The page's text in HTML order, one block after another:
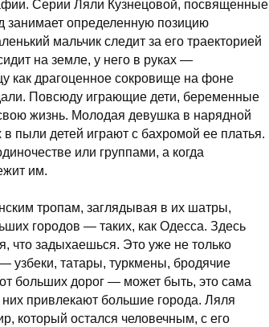
Серии Ляли Кузнецовой, посвященные
определенную позицию
мальчик следит за его траекторией
на земле, у него в руках —
как драгоценное сокровище на фоне
Повсюду играющие дети, беременные
жизнь. Молодая девушка в нарядной
пыли детей играют с бахромой ее платья.
или группами, а когда
им.
тропам, заглядывая в их шатры,
городов — таких, как Одесса. Здесь
что задыхаешься. Это уже не только
узбеки, татары, туркмены, бродячие
больших дорог — может быть, это сама
привлекают большие города. Ляля
который остался человечным, с его